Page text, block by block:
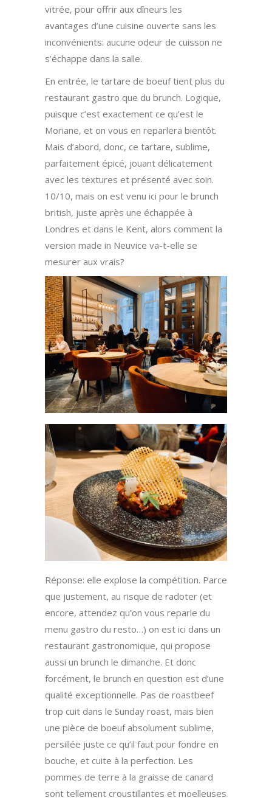
vitrée, pour offrir aux dîneurs les
avantages d’une cuisine ouverte sans les
inconvénients: aucune odeur de cuisson ne
s’échappe dans la salle.
En entrée, le tartare de boeuf tient plus du
restaurant gastro que du brunch. Logique,
puisque c’est exactement ce qu’est le
Moriane, et on vous en reparlera bientôt.
Mais d’abord, donc, ce tartare, sublime,
parfaitement épicé, jouant délicatement
avec les textures et présenté avec soin.
10/10, mais on est venu ici pour le brunch
british, juste après une échappée à
Londres et dans le Kent, alors comment la
version made in Neuvice va-t-elle se
mesurer aux vrais?
Réponse: elle explose la compétition. Parce
que justement, au risque de radoter (et
encore, attendez qu’on vous reparle du
menu gastro du resto…) on est ici dans un
restaurant gastronomique, qui propose
aussi un brunch le dimanche. Et donc
forcément, le brunch en question est d’une
qualité exceptionnelle. Pas de roastbeef
trop cuit dans le Sunday roast, mais bien
une pièce de boeuf absolument sublime,
persillée juste ce qu’il faut pour fondre en
bouche, et cuite à la perfection. Les
pommes de terre à la graisse de canard
sont tellement croustillantes et moelleuses